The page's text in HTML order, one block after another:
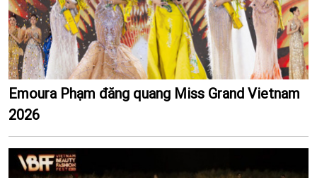
Emoura Phạm đăng quang Miss Grand Vietnam
2026